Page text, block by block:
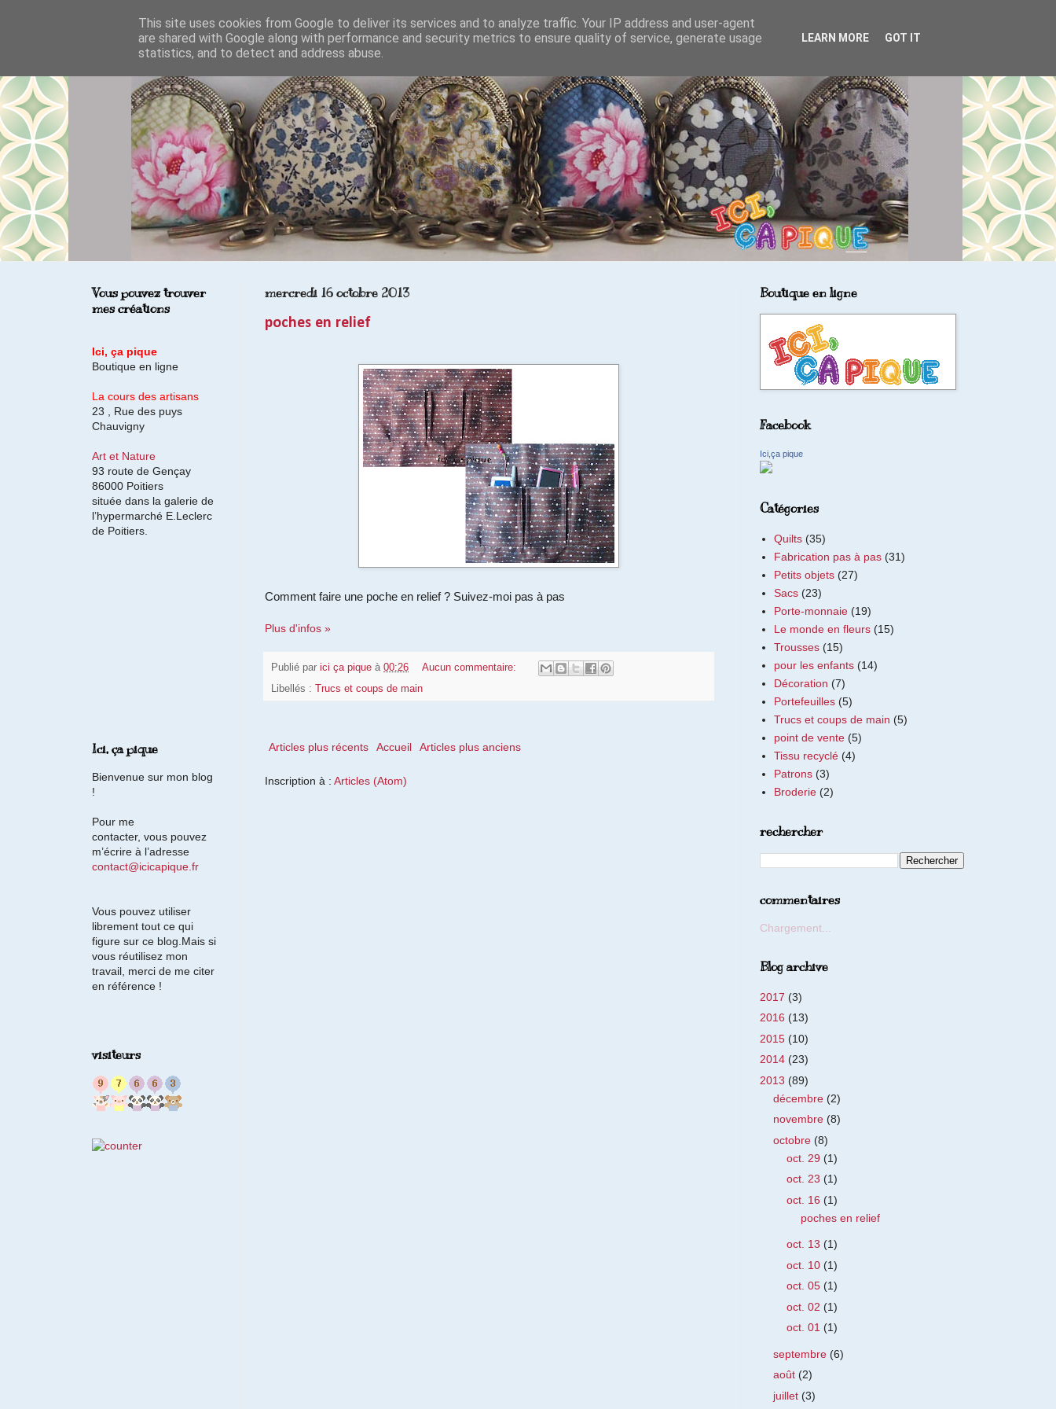
mercredi 16 octobre 2013
poches en relief
Comment faire une poche en relief ? Suivez-moi pas à pas
Plus d'infos »
Publié par ici ça pique à 00:26
Aucun commentaire:
Libellés :
Trucs et coups de main
Articles plus récents Articles plus anciens
Accueil
Inscription à : Articles (Atom)
Vous pouvez trouver
mes créations
Ici, ça pique
Boutique en ligne
La cours des artisans
23 , Rue des puys
Chauvigny
Art et Nature
93 route de Gençay
86000 Poitiers
située dans la galerie de
l’hypermarché E.Leclerc
de Poitiers.
Ici, ça pique
Bienvenue sur mon blog
!
Pour me
contacter, vous pouvez
m’écrire à l’adresse
contact@icicapique.fr
Vous pouvez utiliser
librement tout ce qui
figure sur ce blog.Mais si
vous réutilisez mon
travail, merci de me citer
en référence !
visiteurs
Boutique en ligne
Facebook
Ici,ça pique
Catégories
Quilts (35)
Fabrication pas à pas (31)
Petits objets (27)
Sacs (23)
Porte-monnaie (19)
Le monde en fleurs (15)
Trousses (15)
pour les enfants (14)
Décoration (7)
Portefeuilles (5)
Trucs et coups de main (5)
point de vente (5)
Tissu recyclé (4)
Patrons (3)
Broderie (2)
rechercher
commentaires
Chargement...
Blog archive
2017 (3)
2016 (13)
2015 (10)
2014 (23)
2013 (89)
décembre (2)
novembre (8)
octobre (8)
oct. 29 (1)
oct. 23 (1)
oct. 16 (1)
poches en relief
oct. 13 (1)
oct. 10 (1)
oct. 05 (1)
oct. 02 (1)
oct. 01 (1)
septembre (6)
août (2)
juillet (3)
This site uses cookies from Google to deliver its services and to analyze traffic. Your IP address and user-agent
are shared with Google along with performance and security metrics to ensure quality of service, generate usage
statistics, and to detect and address abuse.
LEARN MORE GOT IT